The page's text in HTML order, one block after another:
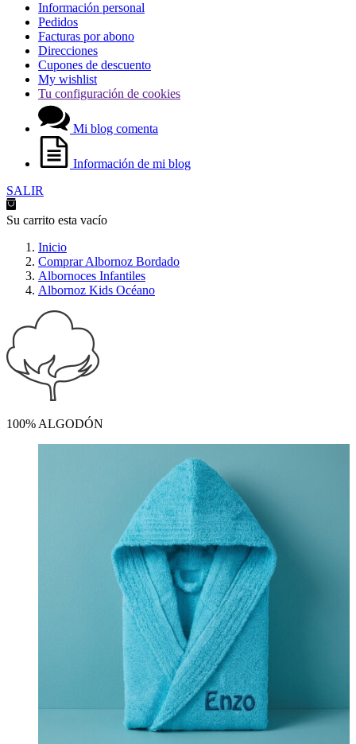
Información personal
Pedidos
Facturas por abono
Direcciones
Cupones de descuento
My wishlist
Tu configuración de cookies
Mi blog comenta
Información de mi blog
SALIR
Su carrito esta vacío
Inicio
Comprar Albornoz Bordado
Albornoces Infantiles
Albornoz Kids Océano
100% ALGODÓN